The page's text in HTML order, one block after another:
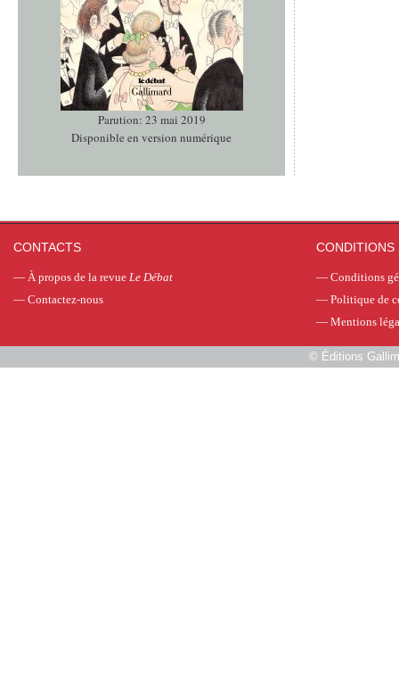
Parution: 23 mai 2019
Disponible en version numérique
CONTACTS
— À propos de la revue Le Débat
— Contactez-nous
CONDITIONS
— Conditions
— Politique de
— Mentions
© Éditions